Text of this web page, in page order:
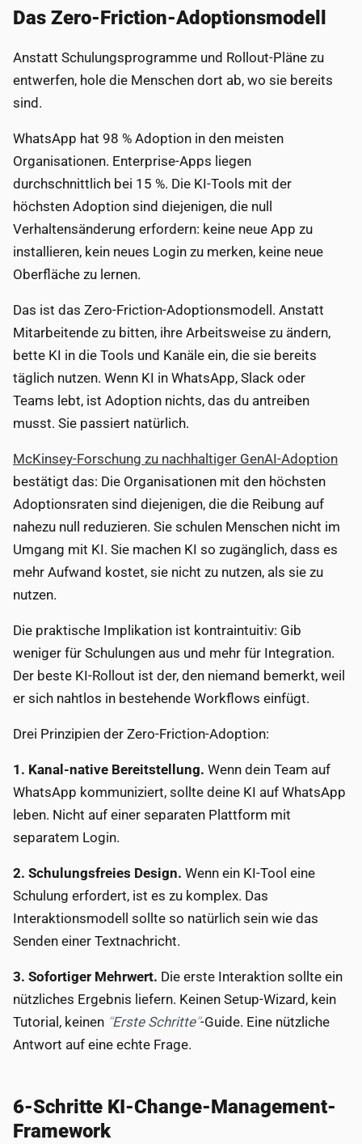
Das Zero-Friction-Adoptionsmodell
Anstatt Schulungsprogramme und Rollout-Pläne zu
entwerfen, hole die Menschen dort ab, wo sie bereits
sind.
WhatsApp hat 98 % Adoption in den meisten
Organisationen. Enterprise-Apps liegen
durchschnittlich bei 15 %. Die KI-Tools mit der
höchsten Adoption sind diejenigen, die null
Verhaltensänderung erfordern: keine neue App zu
installieren, kein neues Login zu merken, keine neue
Oberfläche zu lernen.
Das ist das Zero-Friction-Adoptionsmodell. Anstatt
Mitarbeitende zu bitten, ihre Arbeitsweise zu ändern,
bette KI in die Tools und Kanäle ein, die sie bereits
täglich nutzen. Wenn KI in WhatsApp, Slack oder
Teams lebt, ist Adoption nichts, das du antreiben
musst. Sie passiert natürlich.
McKinsey-Forschung zu nachhaltiger GenAI-Adoption
bestätigt das: Die Organisationen mit den höchsten
Adoptionsraten sind diejenigen, die die Reibung auf
nahezu null reduzieren. Sie schulen Menschen nicht im
Umgang mit KI. Sie machen KI so zugänglich, dass es
mehr Aufwand kostet, sie nicht zu nutzen, als sie zu
nutzen.
Die praktische Implikation ist kontraintuitiv: Gib
weniger für Schulungen aus und mehr für Integration.
Der beste KI-Rollout ist der, den niemand bemerkt, weil
er sich nahtlos in bestehende Workflows einfügt.
Drei Prinzipien der Zero-Friction-Adoption:
1. Kanal-native Bereitstellung. Wenn dein Team auf
WhatsApp kommuniziert, sollte deine KI auf WhatsApp
leben. Nicht auf einer separaten Plattform mit
separatem Login.
2. Schulungsfreies Design. Wenn ein KI-Tool eine
Schulung erfordert, ist es zu komplex. Das
Interaktionsmodell sollte so natürlich sein wie das
Senden einer Textnachricht.
3. Sofortiger Mehrwert. Die erste Interaktion sollte ein
nützliches Ergebnis liefern. Keinen Setup-Wizard, kein
Tutorial, keinen Erste Schritte -Guide. Eine nützliche
Antwort auf eine echte Frage.
6-Schritte KI-Change-Management-
Framework